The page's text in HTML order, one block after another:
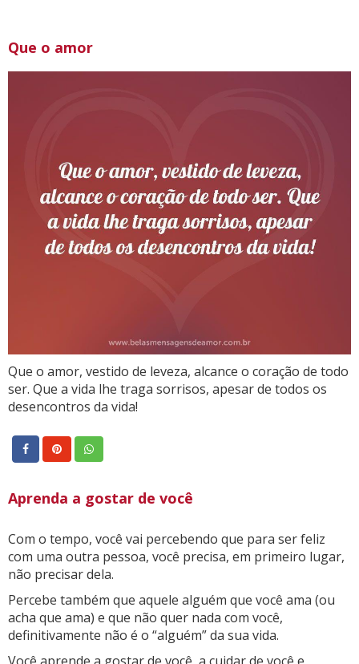
Que o amor
Que o amor, vestido de leveza, alcance o coração de todo
ser. Que a vida lhe traga sorrisos, apesar de todos os
desencontros da vida!
Aprenda a gostar de você
Com o tempo, você vai percebendo que para ser feliz
com uma outra pessoa, você precisa, em primeiro lugar,
não precisar dela.
Percebe também que aquele alguém que você ama (ou
acha que ama) e que não quer nada com você,
definitivamente não é o “alguém” da sua vida.